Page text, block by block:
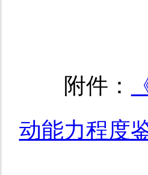
附件：
动能力程度